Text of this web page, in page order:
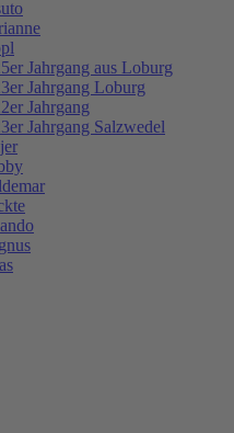
Jahrgang aus Loburg
Jahrgang Loburg
Jahrgang
Jahrgang Salzwedel